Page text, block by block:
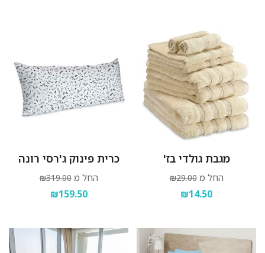
מגבת גולדי בז'
החל מ ₪29.00
₪14.50
כרית פינוק ג'רסי רונה
החל מ ₪319.00
₪159.50